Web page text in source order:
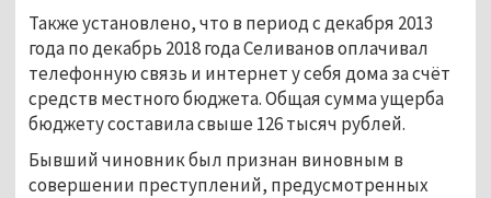
Также установлено, что в период с декабря 2013
года по декабрь 2018 года Селиванов оплачивал
телефонную связь и интернет у себя дома за счёт
средств местного бюджета. Общая сумма ущерба
бюджету составила свыше 126 тысяч рублей.
Бывший чиновник был признан виновным в
совершении преступлений, предусмотренных